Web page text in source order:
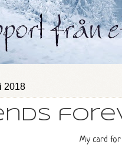
2018
My card for